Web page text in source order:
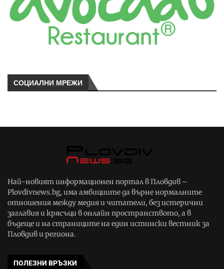
СОЦИАЛНИ МРЕЖИ
Най-новият информационен портал в Пловдив –
Plovdivnews.bg, има амбициите да върне нормалните
отношения между медия и читатели, без истерични
заглавия и крясъци в онлайн пространството, а в
бъдеще и на страниците на един истински вестник за
Пловдив и региона.
ПОЛЕЗНИ ВРЪЗКИ